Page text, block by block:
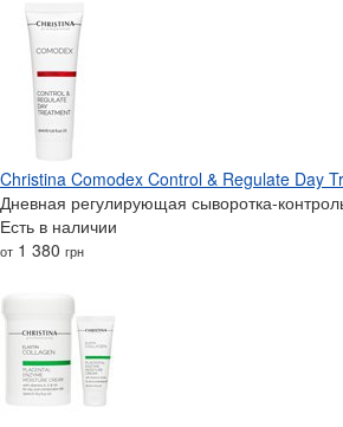
Christina Comodex Control & Regulate Day
Дневная регулирующая сыворотка-
Есть в наличии
от 1 380 грн